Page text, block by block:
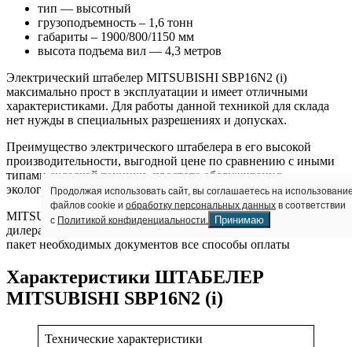
тип — высотный
грузоподъемность – 1,6 тонн
габариты – 1900/800/1150 мм
высота подъема вил — 4,3 метров
Электрический штабелер MITSUBISHI SBP16N2 (i)
максимально прост в эксплуатации и имеет отличными
характеристиками. Для работы данной техникой для склада
нет нужды в специальных разрешениях и допусках.
Преимущество электрического штабелера в его высокой
производительности, выгодной цене по сравнению с иными
типами складкой техники, простоте обслуживания,
экологичности, компактности и отличной маневренности.
MITSUBISHI SBP16N2 (i) от нашей фирмы это: гарантия от
дилера – 60 месяцев возможность аренды или лизинга полный
пакет необходимых документов все способы оплаты
Характеристики ШТАБЕЛЕР
MITSUBISHI SBP16N2 (i)
Технические характеристики
Продолжая использовать сайт, вы соглашаетесь на
файлов cookie и обработку персональных данных в соответствии
с Политикой конфиденциальности. Принимаю